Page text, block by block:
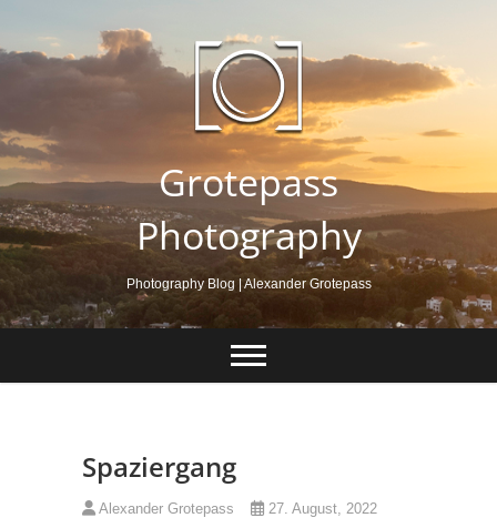
content
Grotepass
Photography
Photography Blog | Alexander Grotepass
Spaziergang
Alexander Grotepass 27. August, 2022